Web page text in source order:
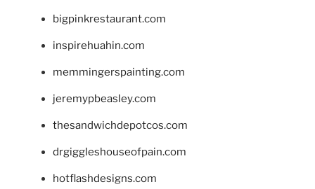
bigpinkrestaurant.com
inspirehuahin.com
memmingerspainting.com
jeremypbeasley.com
thesandwichdepotcos.com
drgiggleshouseofpain.com
hotflashdesigns.com